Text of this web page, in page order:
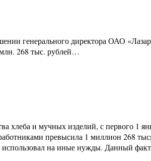
генерального директора ОАО
млн. 268 тыс. рублей…
хлеба и мучных изделий, с первого 1
превысила 1 миллион 268
использовал на иные нужды. Данный